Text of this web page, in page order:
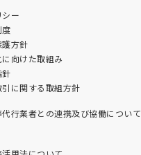
ー
方針
向けた取組み
に関する取組方針
行業者との連携及び協働について